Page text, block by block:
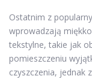
Ostatnim z
wprowadzają
tekstylne, takie jak
pomieszczeniu
czyszczenia, jednak